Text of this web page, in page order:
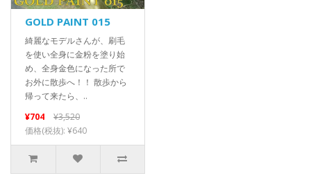
GOLD PAINT 015
綺麗なモデルさんが、刷毛
を使い全身に金粉を塗り始
め、全身金色になった所で
お外に散歩へ！！ 散歩から
帰って来たら、..
¥704
¥3,520
価格(税抜): ¥640